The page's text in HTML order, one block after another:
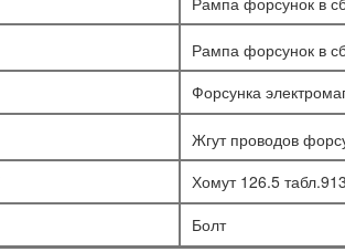
Рампа форсунок в
Форсунка
Жгут проводов
Хомут 126.5
Болт